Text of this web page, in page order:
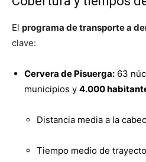
El programa de transporte a
clave:
Cervera de Pisuerga: 63
municipios y 4.000
Distancia media a la
Tiempo medio de